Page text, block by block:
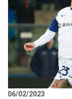
06/02/2023